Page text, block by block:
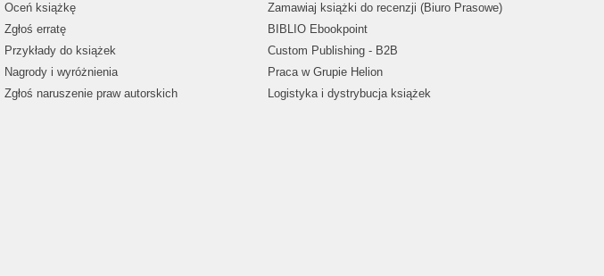
Oceń książkę
Zgłoś erratę
Przykłady do książek
Nagrody i wyróżnienia
Zgłoś naruszenie praw autorskich
Zamawiaj książki do recenzji (Biuro Prasowe)
BIBLIO Ebookpoint
Custom Publishing - B2B
Praca w Grupie Helion
Logistyka i dystrybucja książek